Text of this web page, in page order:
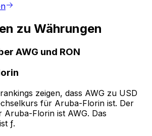
zu Währungen
AWG und RON
zeigen, dass AWG zu USD
für Aruba-Florin ist. Der
Aruba-Florin ist AWG. Das
ƒ.